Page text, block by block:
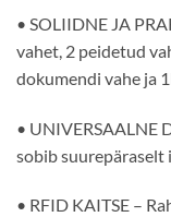
• SOLIIDNE JA
vahet, 2 peidetud
dokumendi vahe ja
• UNIVERSAALNE
sobib suurepäraselt
• RFID KAITSE –